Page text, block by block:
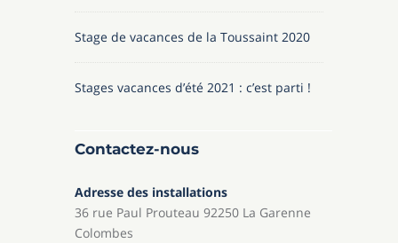
Stage de vacances de la Toussaint 2020
Stages vacances d’été 2021 : c’est parti !
Contactez-nous
Adresse des installations
36 rue Paul Prouteau 92250 La Garenne
Colombes